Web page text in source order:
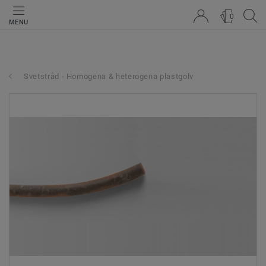
MENU
0
Svetstråd - Homogena & heterogena plastgolv